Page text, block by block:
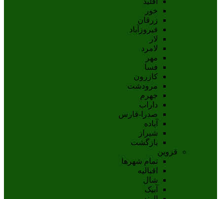
خور
زرقان
فیروزآباد
لار
لامرد
مهر
فسا
کازرون
مرودشت
جهرم
داراب
صدرا-فارس
آباده
شيراز
بازگشت
قزوین
تمام شهر‌ها
اقبالیه
شال
آبيک